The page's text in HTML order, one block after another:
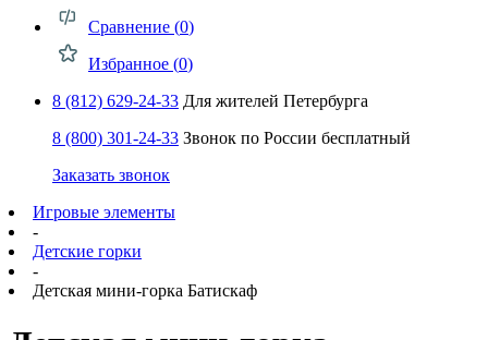
Сравнение (0)
Избранное (0)
8 (812) 629-24-33 Для жителей Петербурга
8 (800) 301-24-33 Звонок по России бесплатный
Заказать звонок
Игровые элементы
-
Детские горки
-
Детская мини-горка Батискаф